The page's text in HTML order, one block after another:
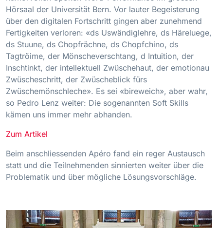
Hörsaal der Universität Bern. Vor lauter Begeisterung
über den digitalen Fortschritt gingen aber zunehmend
Fertigkeiten verloren: «ds Uswändiglehre, ds Häreluege,
ds Stuune, ds Chopfrächne, ds Chopfchino, ds
Tagtröime, der Mönscheverschtang, d Intuition, der
Inschtinkt, der intellektuell Zwüschehaut, der emotionau
Zwüscheschritt, der Zwüscheblick fürs
Zwüschemönschleche». Es sei «bireweich», aber wahr,
so Pedro Lenz weiter: Die sogenannten Soft Skills
kämen uns immer mehr abhanden.
Zum Artikel
Beim anschliessenden Apéro fand ein reger Austausch
statt und die Teilnehmenden sinnierten weiter über die
Problematik und über mögliche Lösungsvorschläge.